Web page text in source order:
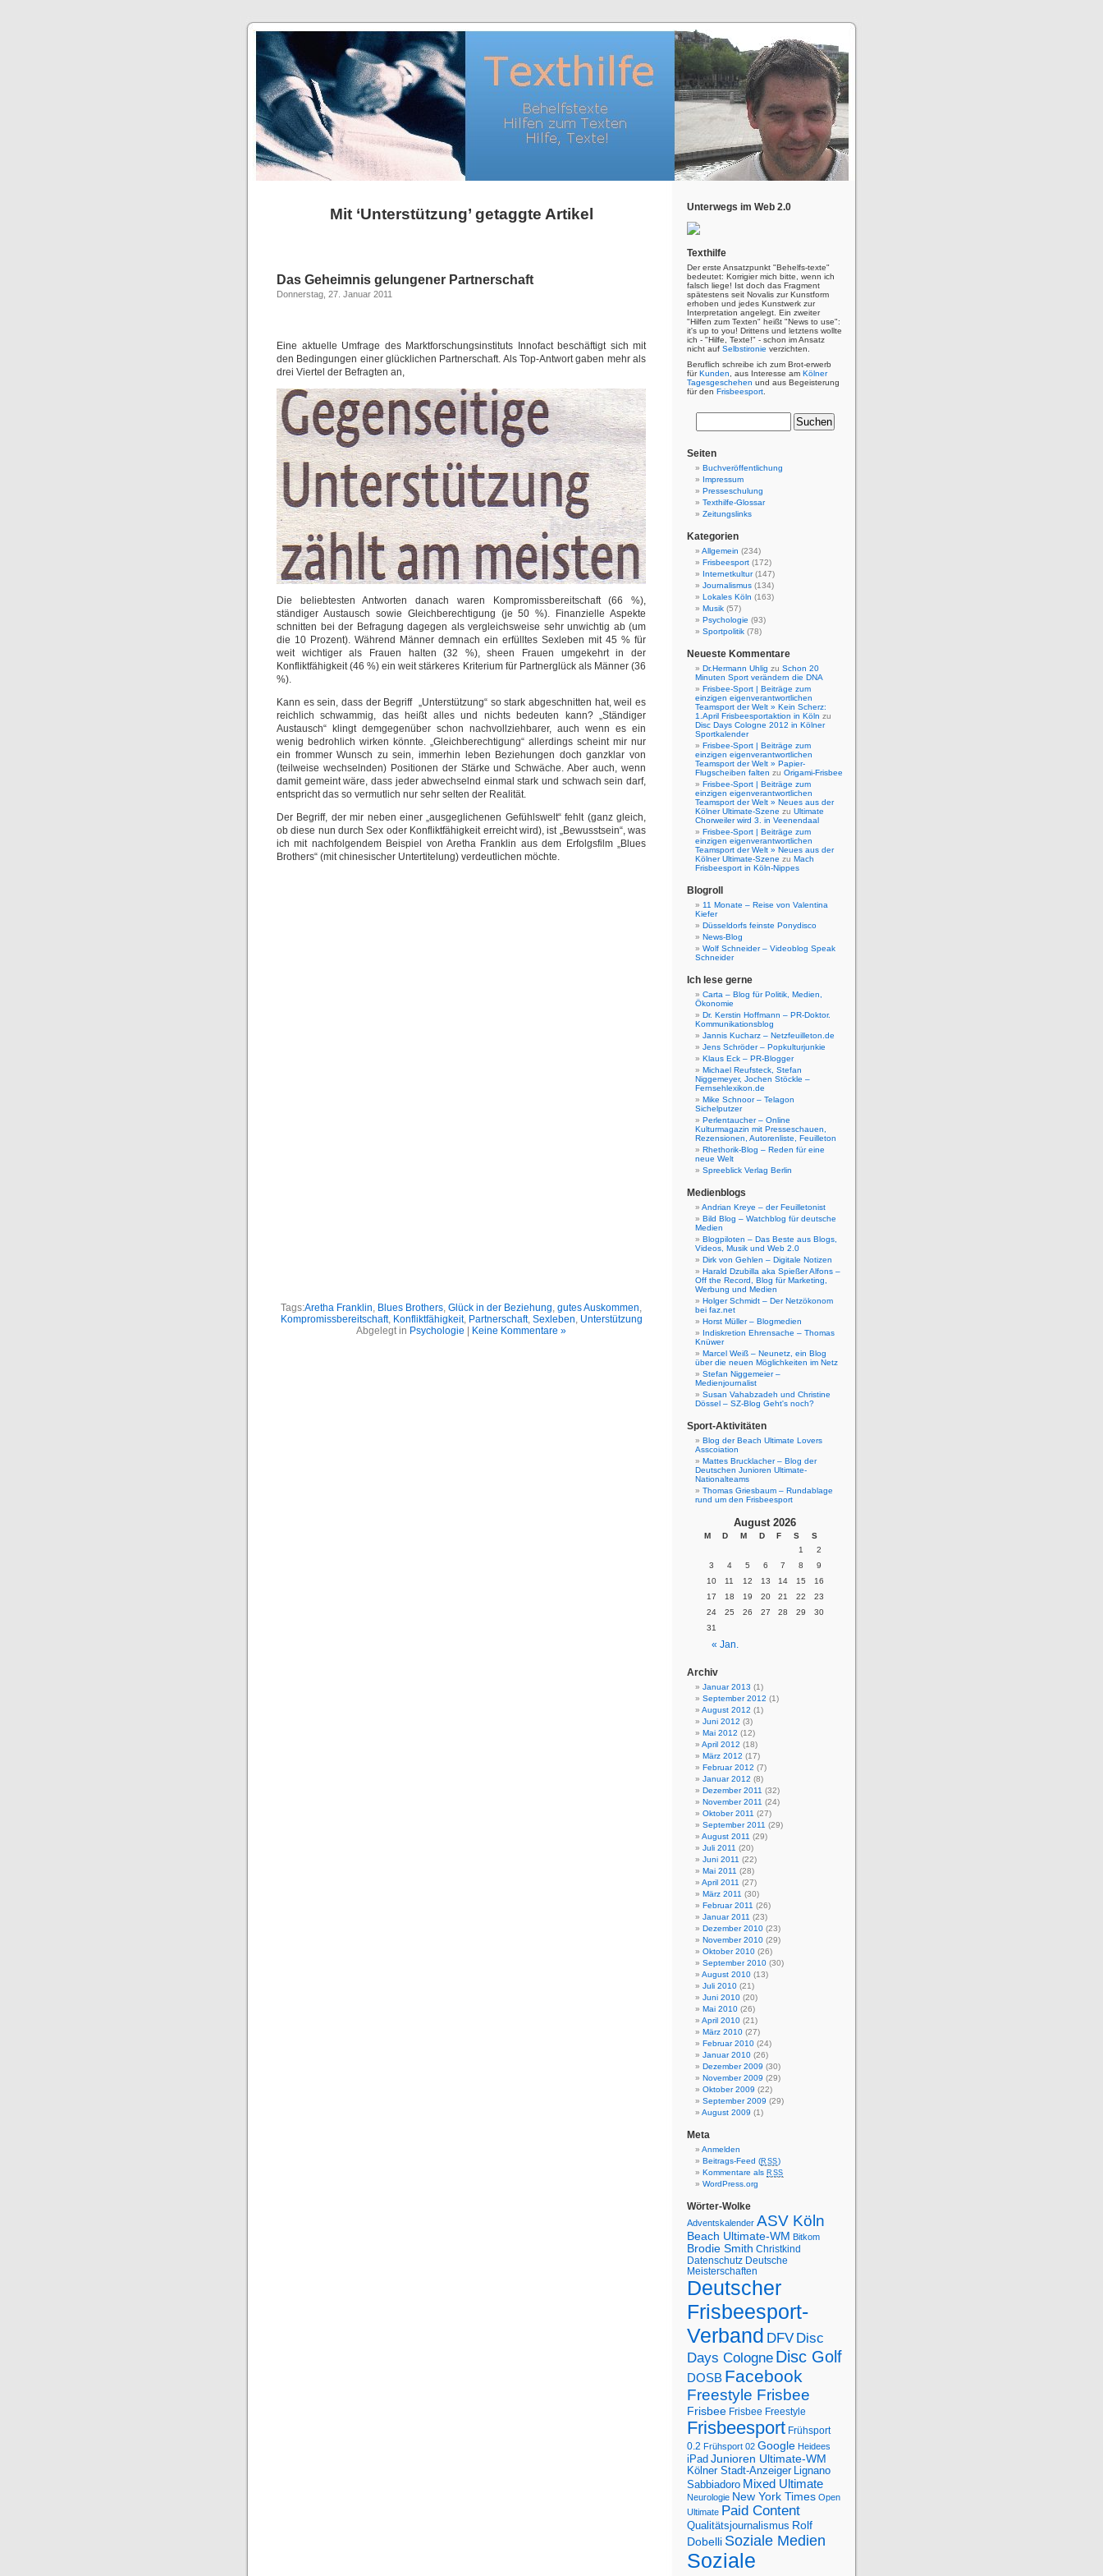
Mit ‘Unterstützung’ getaggte Artikel
Das Geheimnis gelungener Partnerschaft
Donnerstag, 27. Januar 2011
Eine aktuelle Umfrage des Marktforschungsinstituts Innofact beschäftigt sich mit
den Bedingungen einer glücklichen Partnerschaft. Als Top-Antwort gaben mehr als
drei Viertel der Befragten an,
Die beliebtesten Antworten danach waren Kompromissbereitschaft (66 %),
ständiger Austausch sowie Gleichberechtigung (je 50 %). Finanzielle Aspekte
schnitten bei der Befragung dagegen als vergleichsweise sehr unwichtig ab (um
die 10 Prozent). Während Männer demnach ein erfülltes Sexleben mit 45 % für
weit wichtiger als Frauen halten (32 %), sheen Frauen umgekehrt in der
Konfliktfähigkeit (46 %) ein weit stärkeres Kriterium für Partnerglück als Männer (36
%).
Kann es sein, dass der Begriff „Unterstützung“ so stark abgeschnitten hat, weil es
reichlich schwammig, das heißt alles und nichts bedeuten kann? „Ständiger
Austausch“ klingt demgegenüber schon nachvollziehbarer, auch wenn es ein
wenig bedrohlich wirken könnte. „Gleichberechtigung“ allerdings scheint mir nur
ein frommer Wunsch zu sein, immerhin leben Beziehungen doch ganzklar von
(teilweise wechselnden) Positionen der Stärke und Schwäche. Aber auch, wenn
damit gemeint wäre, dass jeder abwechselnd einmal stark und schwach sein darf,
entspricht das so vermutlich nur sehr selten der Realität.
Der Begriff, der mir neben einer „ausgeglichenen Gefühlswelt“ fehlt (ganz gleich,
ob diese nun durch Sex oder Konfliktfähigkeit erreicht wird), ist „Bewusstsein“, was
ich mit nachfolgendem Beispiel von Aretha Franklin aus dem Erfolgsfilm „Blues
Brothers“ (mit chinesischer Untertitelung) verdeutlichen möchte.
Tags:Aretha Franklin, Blues Brothers, Glück in der Beziehung, gutes Auskommen,
Kompromissbereitschaft, Konfliktfähigkeit, Partnerschaft, Sexleben, Unterstützung
Abgelegt in Psychologie Keine Kommentare »
Unterwegs im Web 2.0
Texthilfe
Der erste Ansatzpunkt "Behelfs-texte"
bedeutet: Korrigier mich bitte, wenn ich
falsch liege! Ist doch das Fragment
spätestens seit Novalis zur Kunstform
erhoben und jedes Kunstwerk zur
Interpretation angelegt. Ein zweiter
"Hilfen zum Texten" heißt "News to use":
it's up to you! Drittens und letztens wollte
ich - "Hilfe, Texte!" - schon im Ansatz
nicht auf Selbstironie verzichten.
Beruflich schreibe ich zum Brot-erwerb
fürKunden , aus Interesse am Kölner
Tagesgeschehen und aus Begeisterung
für den Frisbeesport
Seiten
Buchveröffentlichung
Impressum
Presseschulung
Texthilfe-Glossar
Zeitungslinks
Kategorien
Allgemein (234)
Frisbeesport (172)
Internetkultur(147)
Journalismus (134)
Lokales Köln (163)
Musik (57)
Psychologie (93)
Sportpolitik (78)
Neueste Kommentare
Dr.Hermann Uhlig zu Schon 20
Minuten Sport verändern die DNA
Frisbee-Sport | Beiträge zum
einzigen eigenverantwortlichen
Teamsport der Welt » Kein Scherz:
1.April Frisbeesportaktion in Köln zu
Disc Days Cologne 2012 in Kölner
Sportkalender
Frisbee-Sport | Beiträge zum
einzigen eigenverantwortlichen
Teamsport der Welt » Papier-
Flugscheiben falten zu Origami-Frisbee
Frisbee-Sport | Beiträge zum
einzigen eigenverantwortlichen
Teamsport der Welt » Neues aus der
Kölner Ultimate-Szene zu Ultimate
Chorweiler wird 3. in Veenendaal
Frisbee-Sport | Beiträge zum
einzigen eigenverantwortlichen
Teamsport der Welt » Neues aus der
Kölner Ultimate-Szene zu Mach
Frisbeesport in Köln-Nippes
Blogroll
11 Monate – Reise von Valentina
Kiefer
Düsseldorfs feinste Ponydisco
News-Blog
Wolf Schneider – Videoblog Speak
Schneider
Ich lese gerne
Carta – Blog für Politik, Medien,
Ökonomie
Dr. Kerstin Hoffmann – PR-Doktor.
Kommunikationsblog
Jannis Kucharz – Netzfeuilleton.de
Jens Schröder – Popkulturjunkie
Klaus Eck – PR-Blogger
Michael Reufsteck, Stefan
Niggemeyer, Jochen Stöckle –
Fernsehlexikon.de
Mike Schnoor – Telagon
Sichelputzer
Perlentaucher – Online
Kulturmagazin mit Presseschauen,
Rezensionen, Autorenliste, Feuilleton
Rhethorik-Blog – Reden für eine
neue Welt
Spreeblick Verlag Berlin
Medienblogs
Andrian Kreye – der Feuilletonist
Bild Blog – Watchblog für deutsche
Medien
Blogpiloten – Das Beste aus Blogs,
Videos, Musik und Web 2.0
Dirk von Gehlen – Digitale Notizen
Harald Dzubilla aka Spießer Alfons –
Off the Record, Blog für Marketing,
Werbung und Medien
Holger Schmidt – Der Netzökonom
bei faz.net
Horst Müller – Blogmedien
Indiskretion Ehrensache – Thomas
Knüwer
Marcel Weiß – Neunetz, ein Blog
über die neuen Möglichkeiten im Netz
Stefan Niggemeier –
Medienjournalist
Susan Vahabzadeh und Christine
Dössel – SZ-Blog Geht's noch?
Sport-Aktivitäten
Blog der Beach Ultimate Lovers
Asscoiation
Mattes Brucklacher – Blog der
Deutschen Junioren Ultimate-
Nationalteams
Thomas Griesbaum – Rundablage
rund um den Frisbeesport
August 2026
M D M D F S S
« Jan.
1
2
3
4 5 6 7 8
9
10
11 12 13 14 15
16
17
18 19 20 21 22
23
24
25 26 27 28 29
30
31
Archiv
Januar 2013 (1)
September 2012 (1)
August 2012 (1)
Juni 2012 (3)
Mai 2012 (12)
April 2012 (18)
März 2012 (17)
Februar 2012 (7)
Januar 2012 (8)
Dezember 2011 (32)
November 2011 (24)
Oktober 2011 (27)
September 2011 (29)
August 2011 (29)
Juli 2011 (20)
Juni 2011 (22)
Mai 2011 (28)
April 2011 (27)
März 2011 (30)
Februar 2011 (26)
Januar 2011 (23)
Dezember 2010 (23)
November 2010 (29)
Oktober 2010 (26)
September 2010 (30)
August 2010 (13)
Juli 2010 (21)
Juni 2010 (20)
Mai 2010 (26)
April 2010 (21)
März 2010 (27)
Februar 2010 (24)
Januar 2010 (26)
Dezember 2009 (30)
November 2009 (29)
Oktober 2009 (22)
September 2009 (29)
August 2009 (1)
Meta
Anmelden
Beitrags-Feed (RSS)
Kommentare als RSS
WordPress.org
Wörter-Wolke
Adventskalender ASV Köln
Beach Ultimate-WM Bitkom
Brodie Smith Christkind
Datenschutz Deutsche
Meisterschaften
Deutscher
Frisbeesport-
Verband DFV Disc
Days Cologne Disc Golf
DOSB Facebook
Freestyle Frisbee
Frisbee Frisbee Freestyle
Frisbeesport Frühsport
0.2 Frühsport 02 Google Heidees
iPad Junioren Ultimate-WM
Kölner Stadt-Anzeiger Lignano
Sabbiadoro Mixed Ultimate
Neurologie New York Times Open
Ultimate Paid Content
Qualitätsjournalismus Rolf
Dobelli Soziale Medien
Soziale